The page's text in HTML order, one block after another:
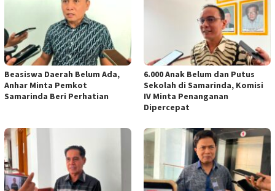
Beasiswa Daerah Belum Ada,
Anhar Minta Pemkot
Samarinda Beri Perhatian
6.000 Anak Belum dan Putus
Sekolah di Samarinda, Komisi
IV Minta Penanganan
Dipercepat